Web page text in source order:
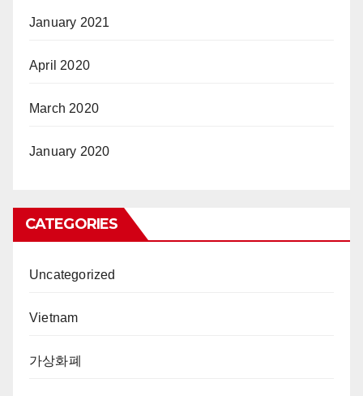
January 2021
April 2020
March 2020
January 2020
CATEGORIES
Uncategorized
Vietnam
가상화폐